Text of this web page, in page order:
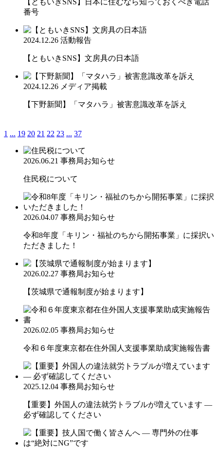
番号
2024.12.26 活動報告
【ともいきSNS】文房具の日本語
2024.12.26 メディア掲載
【下野新聞】「マタハラ」被害意識改革を訴え
1 ... 19 20 21 22 23 ... 37
2026.06.21 事務局お知らせ
住民税について
2026.04.07 事務局お知らせ
令和8年度「キリン・福祉のちから開拓事業」に採択い
ただきました！
2026.02.27 事務局お知らせ
【茨城県で通報制度が始まります】
2026.02.05 事務局お知らせ
令和６年度東京都在住外国人支援事業助成実施報告書
2025.12.04 事務局お知らせ
【重要】外国人の違法就労トラブルが増えています ―
必ず確認してください